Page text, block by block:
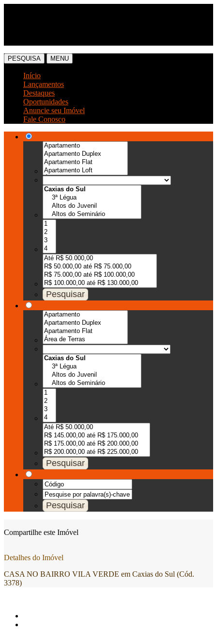
PESQUISA MENU
Início
Lançamentos
Destaques
Oportunidades
Anuncie seu Imóvel
Fale Conosco
Compartilhe este Imóvel
Detalhes do Imóvel
CASA NO BAIRRO VILA VERDE em Caxias do Sul (Cód.
3378)